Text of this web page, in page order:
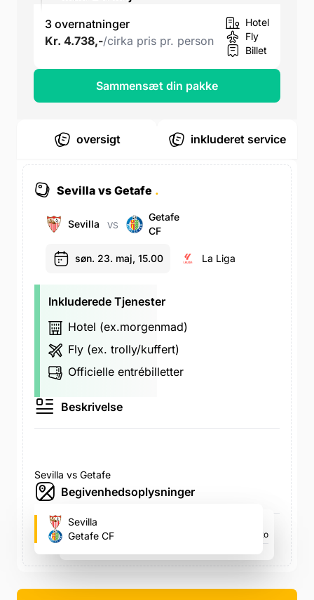
oversigt inkluderet service
Sevilla vs Getafe .
Sevilla VS
Getafe
CF
søn. 23. maj, 15.00 La Liga
Inkluderede Tjenester
Hotel (ex.morgenmad)
Fly (ex. trolly/kuffert)
Officielle entrébilletter
Beskrivelse
Sevilla vs Getafe
Begivenhedsoplysninger
Ramón Sánchez Pizjuán
Avenida de Eduardo Dato, Avenida de Eduardo Dato
Sevilla
Getafe CF
3 overnatninger
Kr. 4.738,-/cirka pris pr. person
Hotel
Fly
Billet
Sammensæt din pakke